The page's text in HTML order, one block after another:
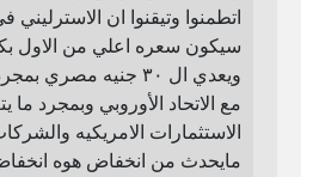
اتطمنوا وتيقنوا ان
سيكون سعره اعلي من الاول
ويعدي ال ٣٠ جنيه مصري
مع الاتحاد الأوروبي وبمجرد
الاستثمارات الامريكيه
مايحدث من انخفاض هوه